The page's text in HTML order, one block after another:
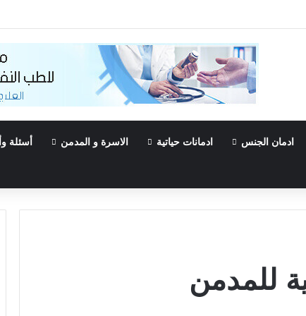
Τα must-
ادمان الجنس ادمانات حياتية الاسرة و المدمن أسئلة
للمدمن